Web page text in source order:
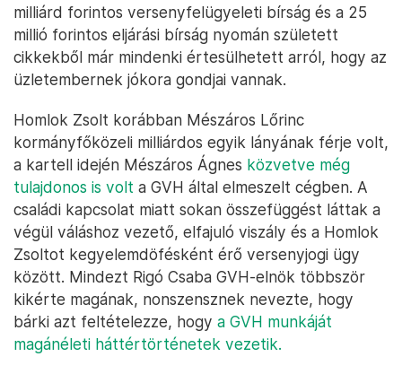
milliárd forintos versenyfelügyeleti bírság és a 25
millió forintos eljárási bírság nyomán született
cikkekből már mindenki értesülhetett arról, hogy az
üzletembernek jókora gondjai vannak.
Homlok Zsolt korábban Mészáros Lőrinc
kormányfőközeli milliárdos egyik lányának férje volt,
a kartell idején Mészáros Ágnes közvetve még
tulajdonos is volt a GVH által elmeszelt cégben. A
családi kapcsolat miatt sokan összefüggést láttak a
végül váláshoz vezető, elfajuló viszály és a Homlok
Zsoltot kegyelemdöfésként érő versenyjogi ügy
között. Mindezt Rigó Csaba GVH-elnök többször
kikérte magának, nonszensznek nevezte, hogy
bárki azt feltételezze, hogy a GVH munkáját
magánéleti háttértörténetek vezetik.